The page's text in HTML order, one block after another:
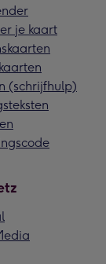
je kaart
(schrijfhulp)